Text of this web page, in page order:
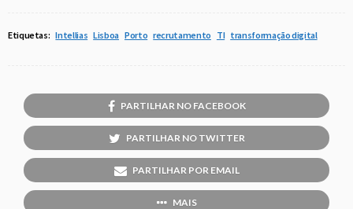
Etiquetas: Intellias Lisboa Porto recrutamento TI transformação digital
PARTILHAR NO FACEBOOK
PARTILHAR NO TWITTER
PARTILHAR POR EMAIL
MAIS